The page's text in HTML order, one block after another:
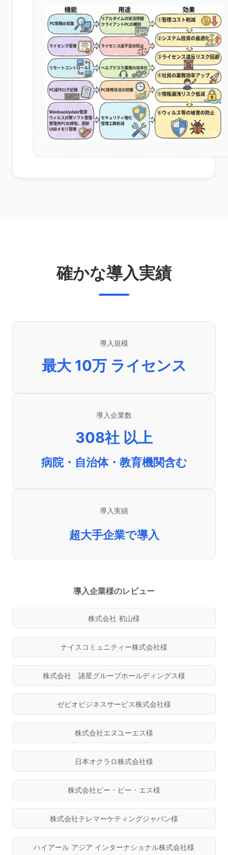
確かな導入実績
導入規模
最大 10万 ライセンス
導入企業数
308社 以上
病院・自治体・教育機関含む
導入実績
超大手企業で導入
導入企業様のレビュー
株式会社 初山様
ナイスコミュニティー株式会社様
株式会社 諸星グループホールディングス様
ゼビオビジネスサービス株式会社様
株式会社エヌユーエス様
日本オクラロ株式会社様
株式会社ビー・ピー・エス様
株式会社テレマーケティングジャパン様
ハイアール アジア インターナショナル株式会社様